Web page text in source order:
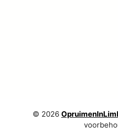
© 2026